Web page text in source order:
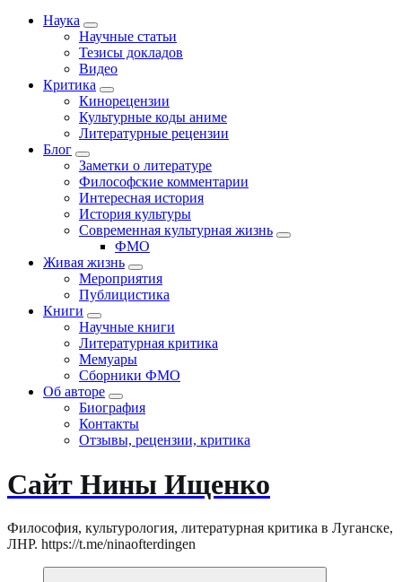
Наука
Научные статьи
Тезисы докладов
Видео
Критика
Кинорецензии
Культурные коды аниме
Литературные рецензии
Блог
Заметки о литературе
Философские комментарии
Интересная история
История культуры
Современная культурная жизнь
ФМО
Живая жизнь
Мероприятия
Публицистика
Книги
Научные книги
Литературная критика
Мемуары
Сборники ФМО
Об авторе
Биография
Контакты
Отзывы, рецензии, критика
Сайт Нины Ищенко
Философия, культурология, литературная критика в Луганске,
ЛНР. https://t.me/ninaofterdingen